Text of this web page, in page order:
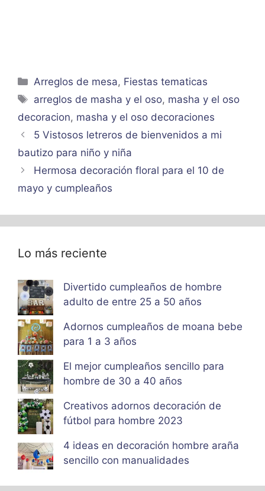
Categorías
Arreglos de mesa, Fiestas tematicas
Etiquetas
arreglos de masha y el oso, masha y el oso
decoracion, masha y el oso decoraciones
5 Vistosos letreros de bienvenidos a mi
bautizo para niño y niña
Hermosa decoración floral para el 10 de
mayo y cumpleaños
Lo más reciente
Divertido cumpleaños de hombre
adulto de entre 25 a 50 años
Adornos cumpleaños de moana bebe
para 1 a 3 años
El mejor cumpleaños sencillo para
hombre de 30 a 40 años
Creativos adornos decoración de
fútbol para hombre 2023
4 ideas en decoración hombre araña
sencillo con manualidades